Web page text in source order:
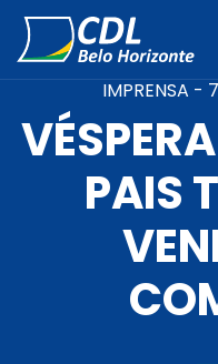
IMPRENSA -
PAIS